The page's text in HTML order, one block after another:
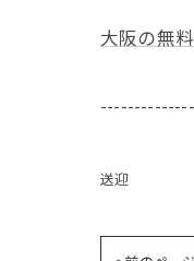
大阪の無
送迎